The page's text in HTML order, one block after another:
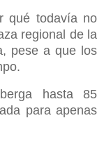
qué todavía no
regional de la
pese a que los
hasta 85
para apenas